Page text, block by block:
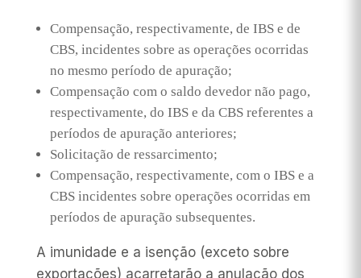
Compensação, respectivamente, de IBS e de
CBS, incidentes sobre as operações ocorridas
no mesmo período de apuração;
Compensação com o saldo devedor não pago,
respectivamente, do IBS e da CBS referentes a
períodos de apuração anteriores;
Solicitação de ressarcimento;
Compensação, respectivamente, com o IBS e a
CBS incidentes sobre operações ocorridas em
períodos de apuração subsequentes.
A imunidade e a isenção (exceto sobre
exportações) acarretarão a anulação dos